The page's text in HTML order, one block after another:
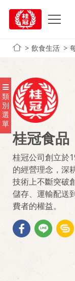
飲食生活
類
別
選
單
桂冠食品
桂冠公司創立於
的經營理念，深
技術上不斷突破
儲存、運輸配送
費者的權益。